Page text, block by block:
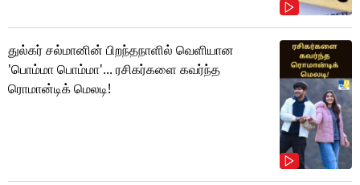
துல்கர் சல்மானின் பிறந்தநாளில் வெளியான
'பொம்மா பொம்மா'... ரசிகர்களை கவர்ந்த
ரொமான்டிக் மெலடி!